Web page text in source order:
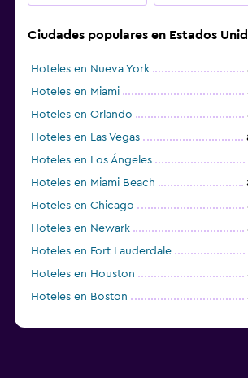
Ciudades populares en Estados
Hoteles en Nueva York
Hoteles en Miami
Hoteles en Orlando
Hoteles en Las Vegas
Hoteles en Los Ángeles
Hoteles en Miami Beach
Hoteles en Chicago
Hoteles en Newark
Hoteles en Fort Lauderdale
Hoteles en Houston
Hoteles en Boston